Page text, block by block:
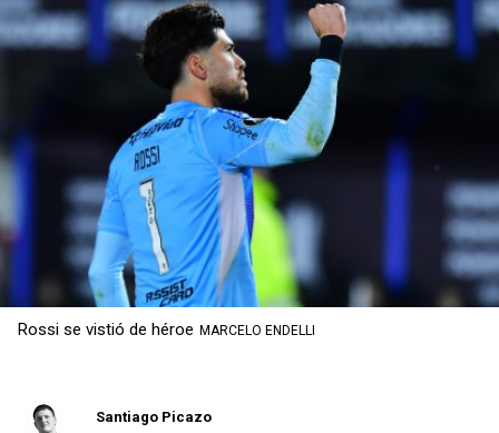
Rossi se vistió de héroe MARCELO ENDELLI
Santiago Picazo